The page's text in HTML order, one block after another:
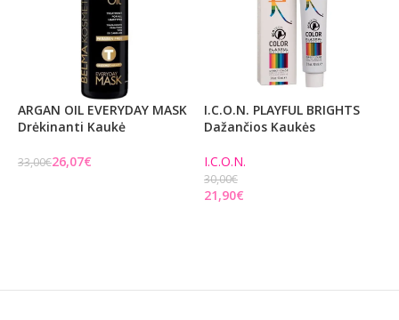
ARGAN OIL EVERYDAY MASK
Drėkinanti Kaukė
33,00€26,07€
I.C.O.N. PLAYFUL BRIGHTS
Dažančios Kaukės
I.C.O.N.
30,00€
21,90€